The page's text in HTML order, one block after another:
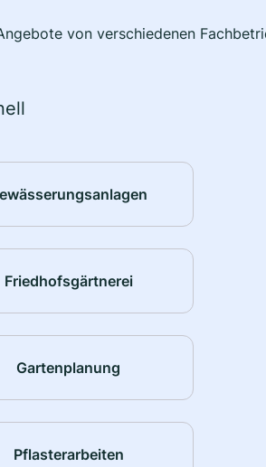
von verschiedenen
Friedhofsgärtnerei
Gartenplanung
Pflasterarbeiten